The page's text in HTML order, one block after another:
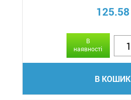
125.58
В
наявності
В КОШИК